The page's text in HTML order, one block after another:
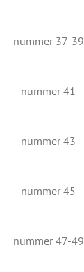
nummer 37-39
nummer 41
nummer 43
nummer 45
nummer 47-49